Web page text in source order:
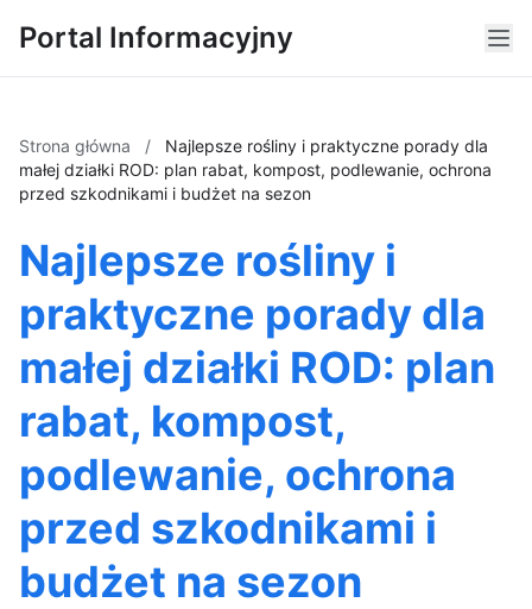
Portal Informacyjny
Strona główna /
Najlepsze rośliny i praktyczne porady dla
małej działki ROD: plan rabat, kompost, podlewanie, ochrona
przed szkodnikami i budżet na sezon
Najlepsze rośliny i
praktyczne porady dla
małej działki ROD: plan
rabat, kompost,
podlewanie, ochrona
przed szkodnikami i
budżet na sezon